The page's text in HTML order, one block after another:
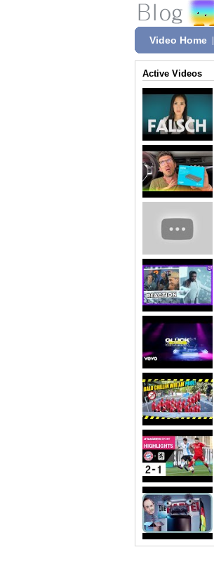
Video Home
Active Videos